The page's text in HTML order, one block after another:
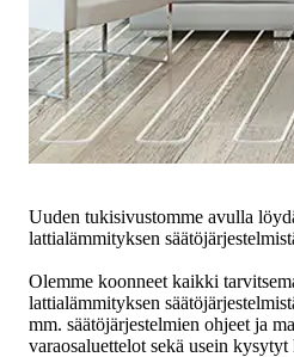
Uuden tukisivustomme avulla
lattialämmityksen
Olemme koonneet kaikki
lattialämmityksen
mm. säätöjärjestelmien ohjeet ja
varaosaluettelot sekä usein